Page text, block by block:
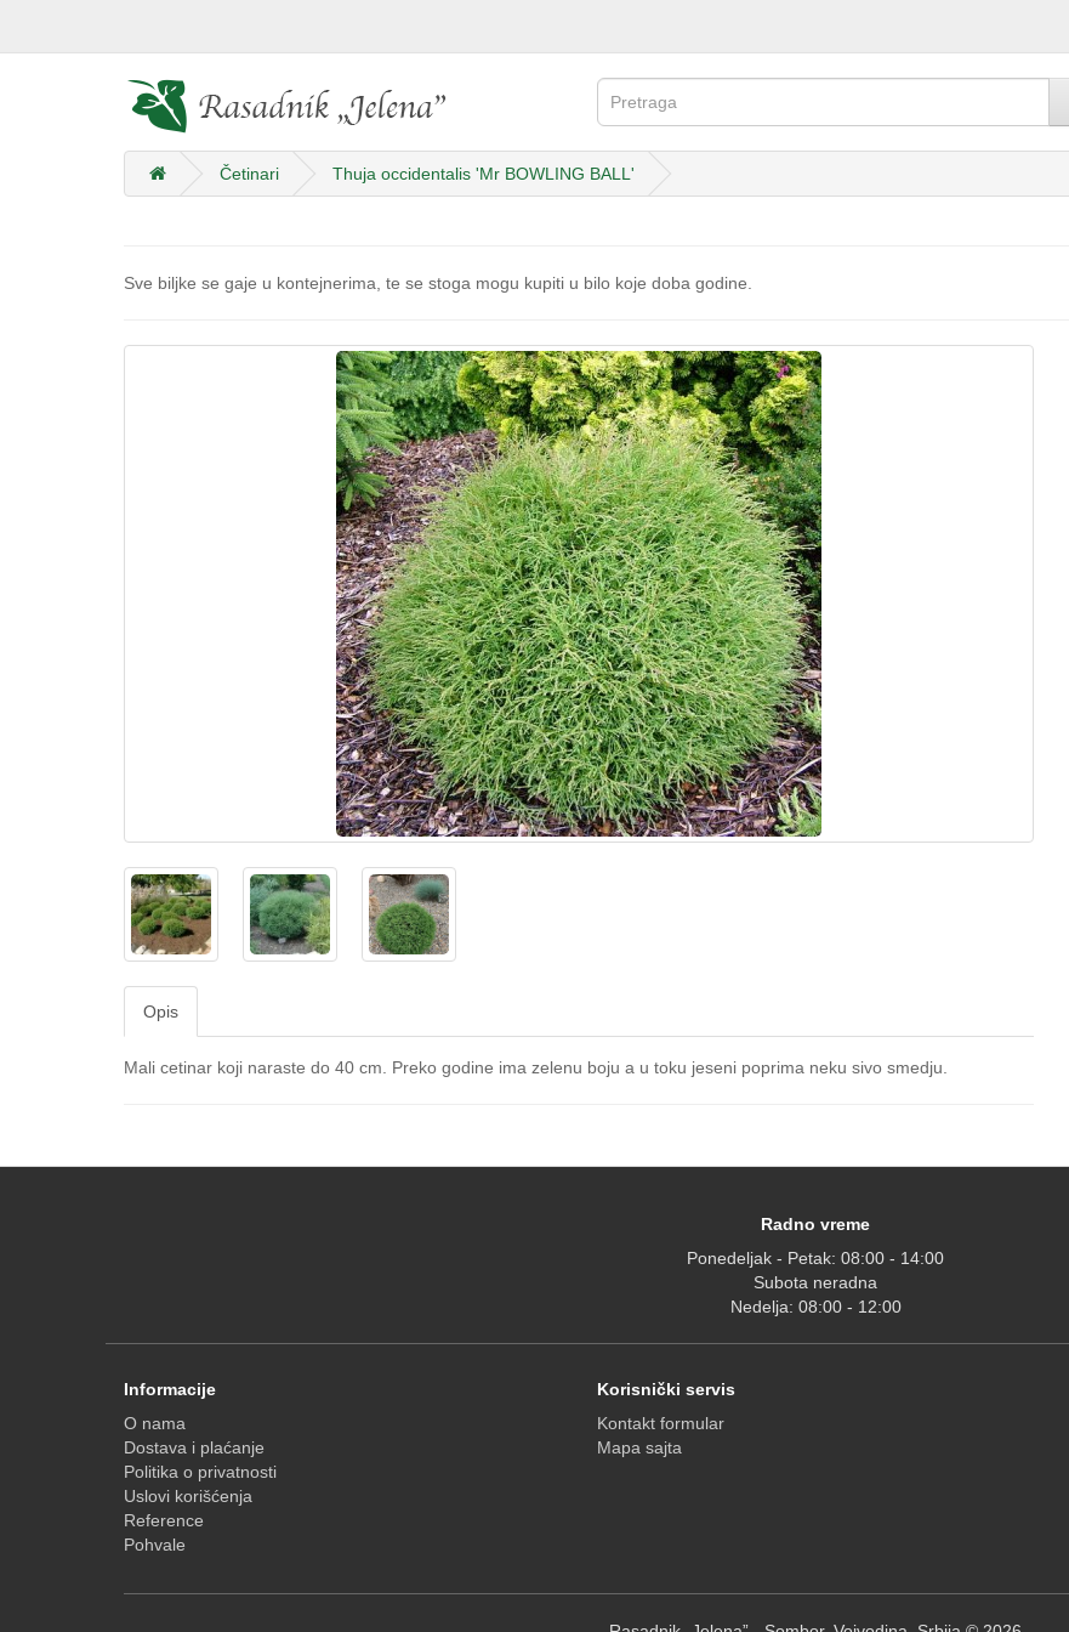
Četinari Thuja occidentalis 'Mr BOWLING BALL'
Sve biljke se gaje u kontejnerima, te se stoga mogu kupiti u bilo koje doba godine.
Opis
Mali cetinar koji naraste do 40 cm. Preko godine ima zelenu boju a u toku jeseni poprima neku sivo smedju.
Radno vreme
Ponedeljak - Petak: 08:00 - 14:00
Subota neradna
Nedelja: 08:00 - 12:00
Informacije
O nama
Dostava i plaćanje
Politika o privatnosti
Uslovi korišćenja
Reference
Pohvale
Korisnički servis
Kontakt formular
Mapa sajta